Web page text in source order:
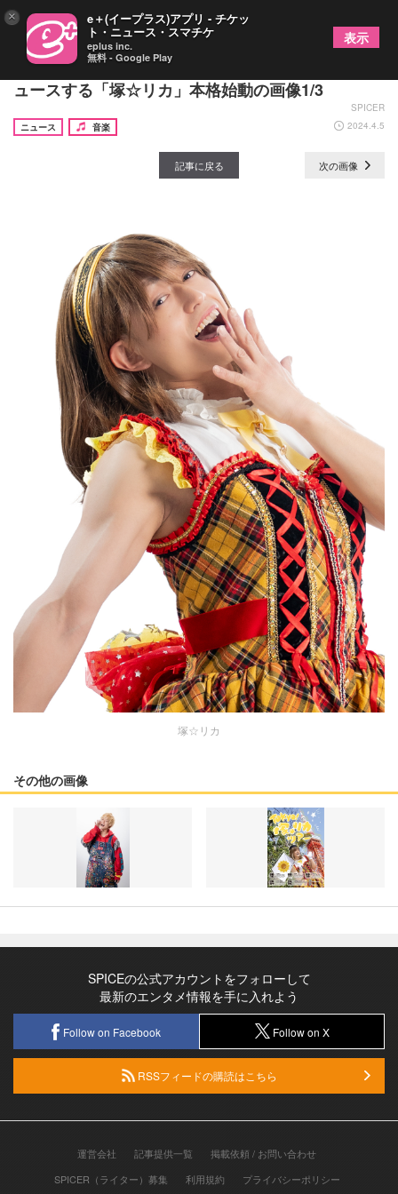
A.B.C-Zのコンサートで誕生した塚田僚一がプロデ
ュースする「塚☆リカ」本格始動の画像1/3
SPICER
ニュース
音楽 2024.4.5
記事に戻る 次の画像
塚☆リカ
その他の画像
SPICEの公式アカウントをフォローして
最新のエンタメ情報を手に入れよう
Follow on Facebook Follow on X
RSSフィードの購読はこちら
運営会社 記事提供一覧
掲載依頼 / お問い合わせ
SPICER（ライター）募集
利用規約 プライバシーポリシー
× e＋(イープラス)アプリ - チケッ
ト・ニュース・スマチケ
eplus inc.
無料 - Google Play
表示